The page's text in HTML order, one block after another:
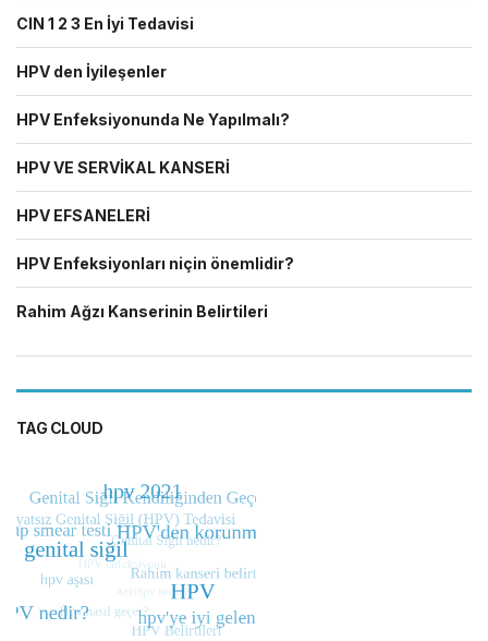
CIN 1 2 3 En İyi Tedavisi
HPV den İyileşenler
HPV Enfeksiyonunda Ne Yapılmalı?
HPV VE SERVİKAL KANSERİ
HPV EFSANELERİ
HPV Enfeksiyonları niçin önemlidir?
Rahim Ağzı Kanserinin Belirtileri
TAG CLOUD